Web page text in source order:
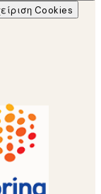
Cookies